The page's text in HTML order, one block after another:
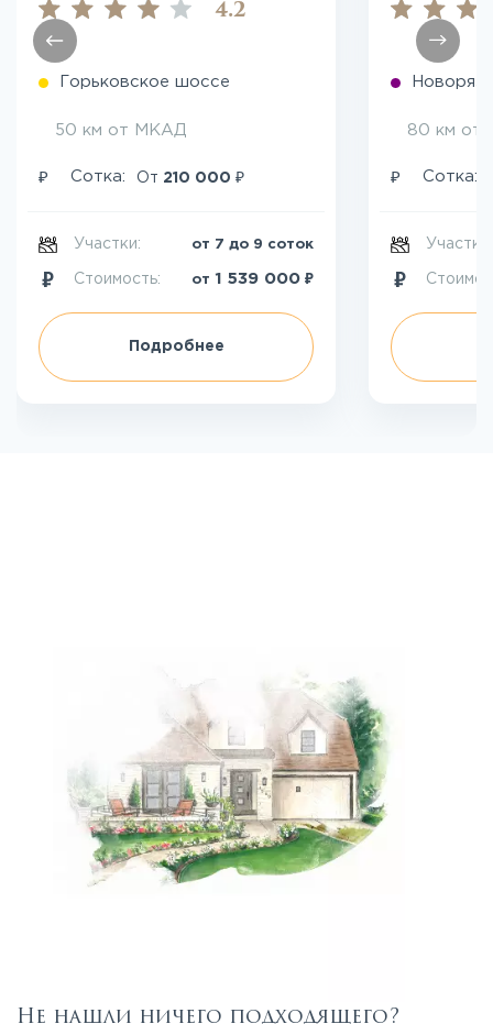
4.2
Горьковское шоссе
50 км от МКАД
₽ Сотка: От 210 000 ₽
Участки: от 7 до 9 соток
Стоимость: от 1 539 000 ₽
Подробнее
80 км от
₽ Сотка:
Участки:
Не нашли ничего подходящего?